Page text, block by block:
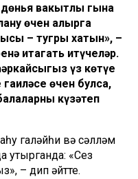
дөнья вакытлы гына
өчен алырга
– тугры хатын», –
итагать итүчеләр.
үз көтүе
өчен булса,
күзәтеп
галәйһи вә сәлләм
утырганда: «Сез
– дип әйтте.